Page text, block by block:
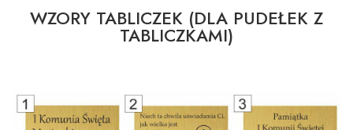
WZORY TABLICZEK (DLA PUDEŁEK Z
TABLICZKAMI)